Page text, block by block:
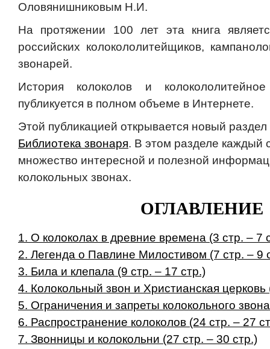
Оловянишниковым Н.И.
На протяжении 100 лет эта книга
российских колокололитейщиков,
звонарей.
История колоколов и
публикуется в полном объеме в Интернете.
Этой публикацией открывается новый
Библиотека звонаря. В этом разделе каждый
множество интересной и полезной
колокольных звонах.
ОГЛАВЛЕНИЕ
1. О колоколах в древние времена (3 стр. – 7
2. Легенда о Павлине Милостивом (7 стр. – 9
3. Била и клепала (9 стр. – 17 стр.)
4. Колокольный звон и Христианская церковь
5. Ограничения и запреты колокольного
6. Распространение колоколов (24 стр. – 27
7. Звонницы и колокольни (27 стр. – 30 стр.)